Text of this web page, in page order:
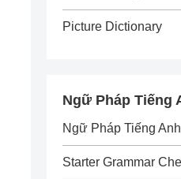
Picture Dictionary
Ngữ Pháp Tiếng
Ngữ Pháp Tiếng Anh
Starter Grammar